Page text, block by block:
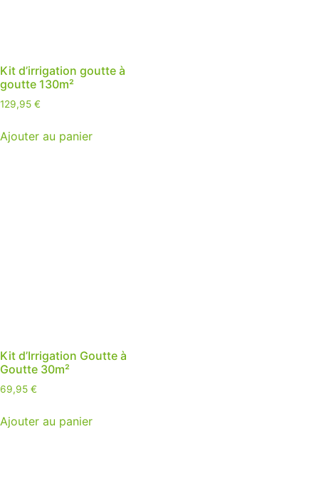
Kit d’irrigation goutte à
goutte 130m²
129,95 €
Ajouter au panier
Kit d’Irrigation Goutte à
Goutte 30m²
69,95 €
Ajouter au panier